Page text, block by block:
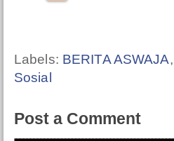
Labels: BERITA ASWAJA,
Sosial
Post a Comment